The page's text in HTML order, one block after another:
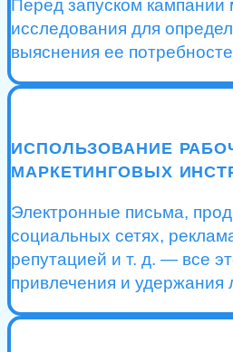
Перед запуском
исследования для
выяснения ее
ИСПОЛЬЗОВАНИЕ
МАРКЕТИНГОВЫХ
Электронные письма,
социальных сетях,
репутацией и т. д. — все
привлечения и удержания